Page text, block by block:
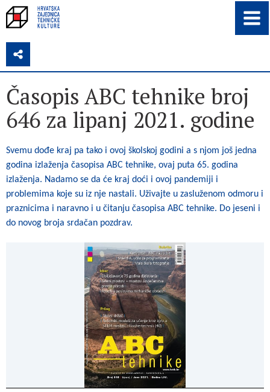
Z
Časopis ABC tehnike broj
646 za lipanj 2021. godine
Svemu dođe kraj pa tako i ovoj školskoj godini a s njom još jedna
godina izlaženja časopisa ABC tehnike, ovaj puta 65. godina
izlaženja. Nadamo se da će kraj doći i ovoj pandemiji i
problemima koje su iz nje nastali. Uživajte u zasluženom odmoru i
praznicima i naravno i u čitanju časopisa ABC tehnike. Do jeseni i
do novog broja srdačan pozdrav.